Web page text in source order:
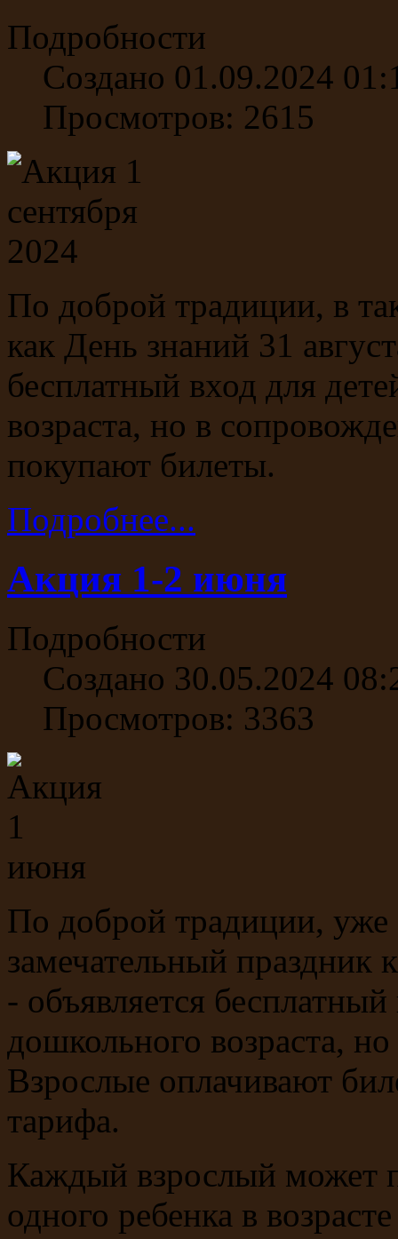
Подробности
Создано 01.09.2024
Просмотров: 2615
По доброй традиции, в
как День знаний 31
бесплатный вход для
возраста, но в
покупают билеты.
Подробнее...
Акция 1-2 июня
Подробности
Создано 30.05.2024
Просмотров: 3363
По доброй традиции, уже
замечательный
- объявляется
дошкольного возраста,
Взрослые оплачивают
тарифа.
Каждый взрослый может
одного ребенка в